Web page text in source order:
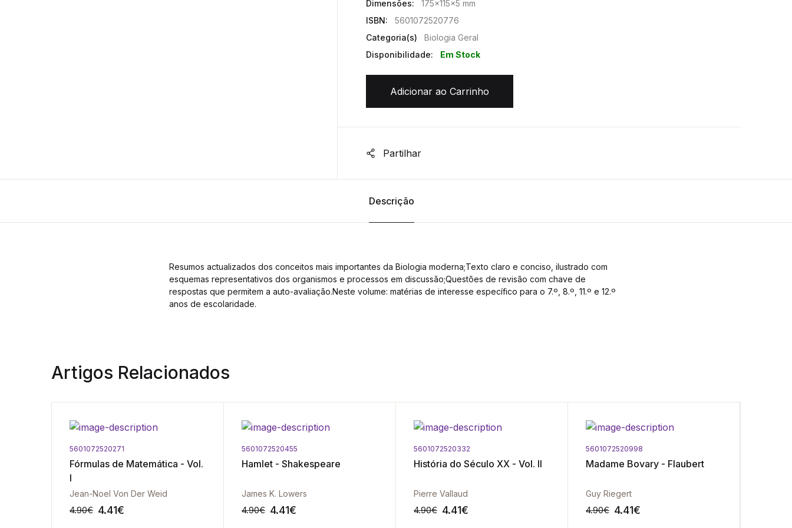
Dimensões:
175x115x5 mm
ISBN:
5601072520776
Categoria(s)
Biologia Geral
Disponibilidade:
Em Stock
Adicionar ao Carrinho
Partilhar
Descrição
Resumos actualizados dos conceitos mais importantes da Biologia moderna;Texto claro e conciso, ilustrado com
esquemas representativos dos organismos e processos em discussão;Questões de revisão com chave de
respostas que permitem a auto-avaliação.Neste volume: matérias de interesse específico para o 7.º, 8.º, 11.º e 12.º
anos de escolaridade.
Artigos Relacionados
5601072520271
Fórmulas de Matemática - Vol.
I
Jean-Noel Von Der Weid
4.90€ 4.41€
5601072520455
Hamlet - Shakespeare
James K. Lowers
4.90€ 4.41€
5601072520332
História do Século XX - Vol. II
Pierre Vallaud
4.90€ 4.41€
5601072520998
Madame Bovary - Flaubert
Guy Riegert
4.90€ 4.41€